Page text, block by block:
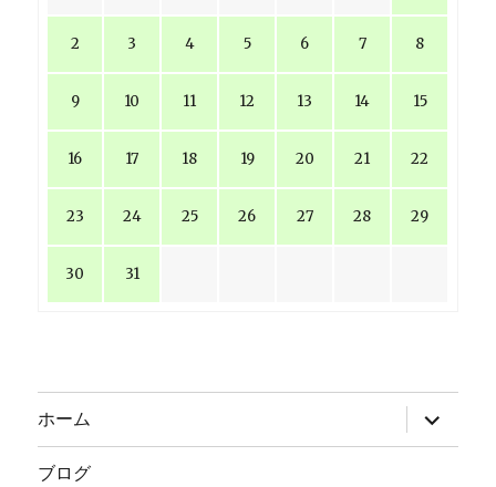
2 3 4 5 6 7 8
9 10 11 12 13 14 15
16 17 18 19 20 21 22
23 24 25 26 27 28 29
30 31
ホーム
サ
ブ
メ
ブログ